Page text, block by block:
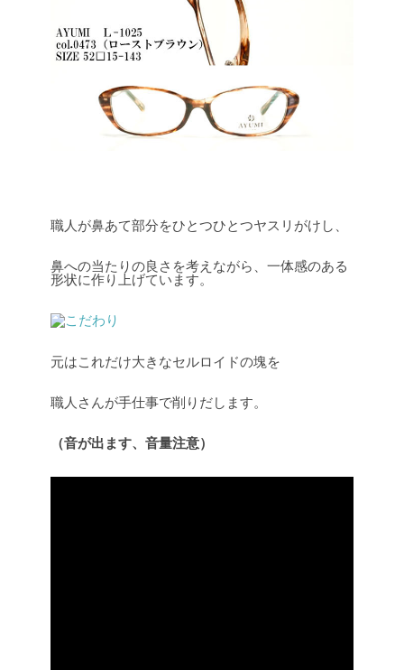
職人が鼻あて部分をひとつひとつヤスリがけし、
鼻への当たりの良さを考えながら、一体感のある
形状に作り上げています。
元はこれだけ大きなセルロイドの塊を
職人さんが手仕事で削りだします。
（音が出ます、音量注意）